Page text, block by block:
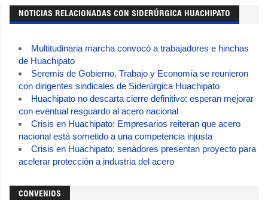
NOTICIAS RELACIONADAS CON SIDERÚRGICA HUACHIPATO
Multitudinaria marcha convocó a trabajadores e hinchas
de Huachipato
Seremis de Gobierno, Trabajo y Economía se reunieron
con dirigentes sindicales de Siderúrgica Huachipato
Huachipato no descarta cierre definitivo: esperan mejorar
con eventual resguardo al acero nacional
Crisis en Huachipato: Empresarios reiteran que acero
nacional está sometido a una competencia injusta
Crisis en Huachipato: senadores presentan proyecto para
acelerar protección a industria del acero
CONVENIOS